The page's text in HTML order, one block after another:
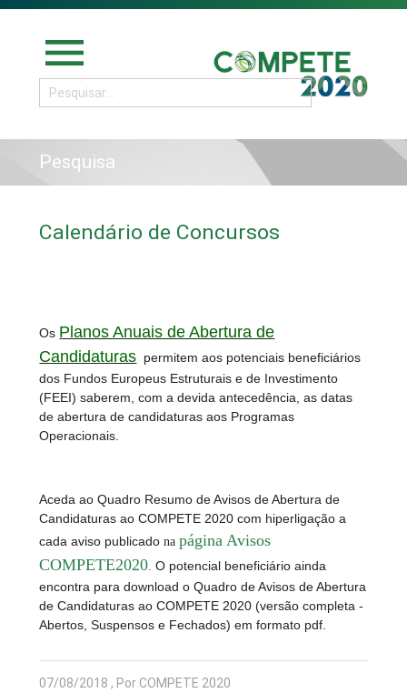
menu
Pesquisa
Calendário de Concursos
Os Planos Anuais de Abertura de
Candidaturas permitem aos potenciais beneficiários
dos Fundos Europeus Estruturais e de Investimento
(FEEI) saberem, com a devida antecedência, as datas
de abertura de candidaturas aos Programas
Operacionais.
Aceda ao Quadro Resumo de Avisos de Abertura de
Candidaturas ao COMPETE 2020 com hiperligação a
cada aviso publicadona página Avisos
COMPETE2020. O potencial beneficiário ainda
encontra para download o Quadro de Avisos de Abertura
de Candidaturas ao COMPETE 2020 (versão completa -
Abertos, Suspensos e Fechados) em formato pdf.
07/08/2018 , Por COMPETE 2020